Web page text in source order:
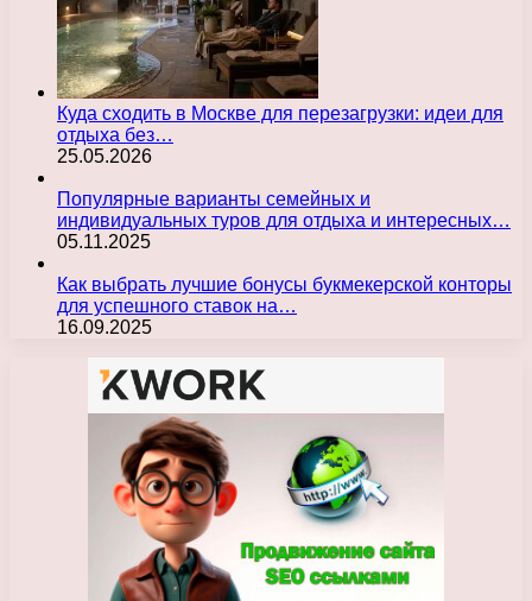
Куда сходить в Москве для перезагрузки: идеи для
отдыха без…
25.05.2026
Популярные варианты семейных и
индивидуальных туров для отдыха и интересных…
05.11.2025
Как выбрать лучшие бонусы букмекерской конторы
для успешного ставок на…
16.09.2025